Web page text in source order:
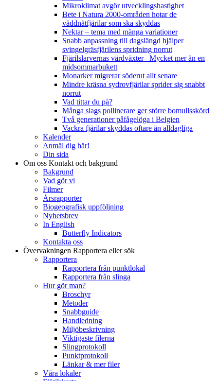
Mikroklimat avgör utvecklingshastighet
Bete i Natura 2000-områden hotar de
väddnätfjärilar som ska skyddas
Nektar – tema med många variationer
Snabb anpassning till dagslängd hjälper
svingelgräsfjärilens spridning norrut
Fjärilslarvernas värdväxter– Mycket mer än en
midsommarbukett
Monarker migrerar söderut allt senare
Mindre kräsna sydrovfjärilar sprider sig snabbt
norrut
Vad tittar du på?
Många slags pollinerare ger större bomullsskörd
Två generationer påfågelöga i Belgien
Vackra fjärilar skyddas oftare än alldagliga
Kalender
Anmäl dig här!
Din sida
Om oss Kontakt och bakgrund
Bakgrund
Vad gör vi
Filmer
Årsrapporter
Biogeografisk uppföljning
Nyhetsbrev
In English
Butterfly Indicators
Kontakta oss
Övervakningen Rapportera eller sök
Rapportera
Rapportera från punktlokal
Rapportera från slinga
Hur gör man?
Broschyr
Metoder
Snabbguide
Handledning
Miljöbeskrivning
Viktigaste filerna
Slingprotokoll
Punktprotokoll
Länkar & mer filer
Våra lokaler